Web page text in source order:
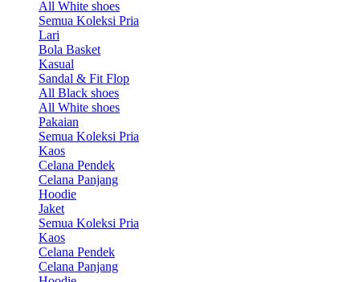
All White shoes
Semua Koleksi Pria
Lari
Bola Basket
Kasual
Sandal & Fit Flop
All Black shoes
All White shoes
Pakaian
Semua Koleksi Pria
Kaos
Celana Pendek
Celana Panjang
Hoodie
Jaket
Semua Koleksi Pria
Kaos
Celana Pendek
Celana Panjang